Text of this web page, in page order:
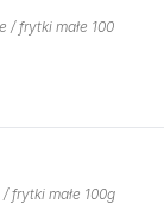
frytki małe 100
frytki małe 100g